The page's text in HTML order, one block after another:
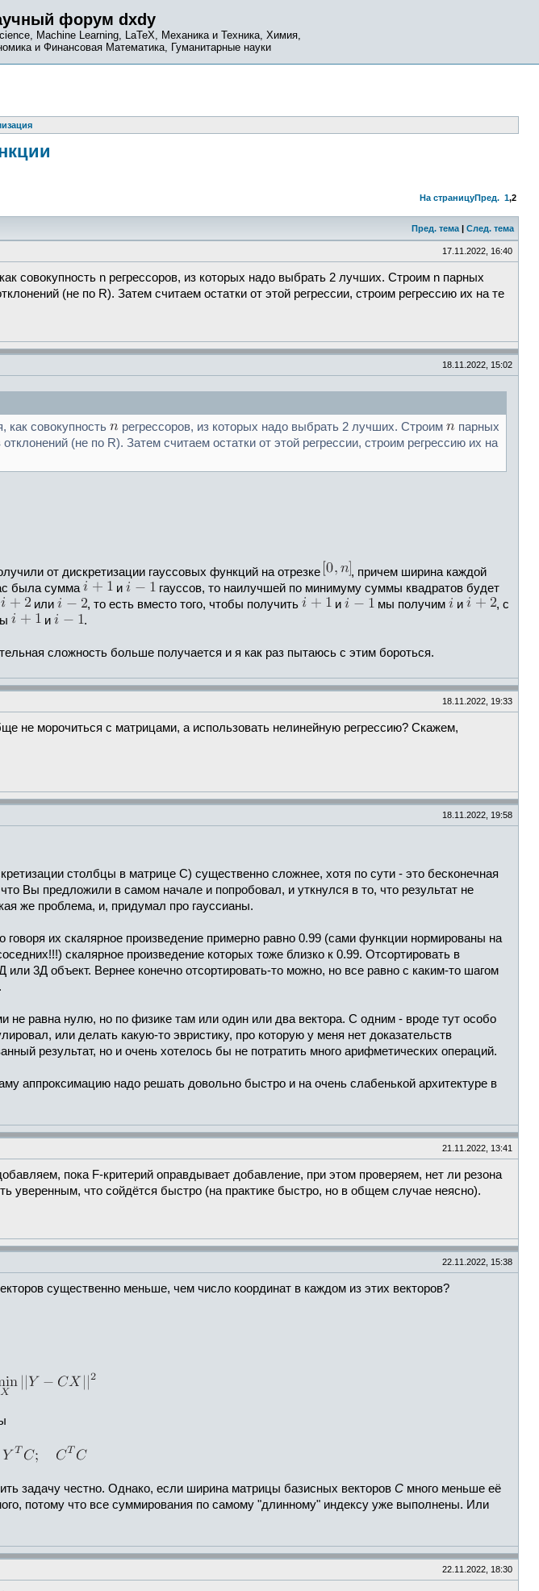
форум dxdy
Machine Learning, LaTeX, Механика и Техника, Химия,
и Финансовая Математика, Гуманитарные науки
На страницуПред. 1,2
Пред. тема | След. тема
17.11.2022, 16:40
совокупность n регрессоров, из которых надо выбрать 2 лучших. Строим n парных
(не по R). Затем считаем остатки от этой регрессии, строим регрессию их на те
18.11.2022, 15:02
как совокупность регрессоров, из которых надо выбрать 2 лучших. Строим
парных
(не по R). Затем считаем остатки от этой регрессии, строим регрессию их на
от дискретизации гауссовых функций на отрезке
, причем ширина каждой
была сумма и
гауссов, то наилучшей по минимуму суммы квадратов будет
или , то есть вместо того, чтобы получить и мы получим и
, c
и .
сложность больше получается и я как раз пытаюсь с этим бороться.
18.11.2022, 19:33
не морочиться с матрицами, а использовать нелинейную регрессию? Скажем,
18.11.2022, 19:58
столбцы в матрице C) существенно сложнее, хотя по сути - это бесконечная
Вы предложили в самом начале и попробовал, и уткнулся в то, что результат не
же проблема, и, придумал про гауссианы.
говоря их скалярное произведение примерно равно 0.99 (сами функции нормированы на
скалярное произведение которых тоже близко к 0.99. Отсортировать в
3Д объект. Вернее конечно отсортировать-то можно, но все равно с каким-то шагом
равна нулю, но по физике там или один или два вектора. С одним - вроде тут особо
или делать какую-то эвристику, про которую у меня нет доказательств
результат, но и очень хотелось бы не потратить много арифметических операций.
аппроксимацию надо решать довольно быстро и на очень слабенькой архитектуре в
21.11.2022, 13:41
пока F-критерий оправдывает добавление, при этом проверяем, нет ли резона
уверенным, что сойдётся быстро (на практике быстро, но в общем случае неясно).
22.11.2022, 15:38
существенно меньше, чем число координат в каждом из этих векторов?
задачу честно. Однако, если ширина матрицы базисных векторов C много меньше её
потому что все суммирования по самому "длинному" индексу уже выполнены. Или
22.11.2022, 18:30